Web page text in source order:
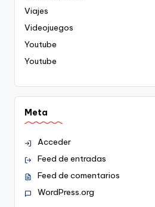
Viajes
Videojuegos
Youtube
Youtube
Meta
Acceder
Feed de entradas
Feed de comentarios
WordPress.org